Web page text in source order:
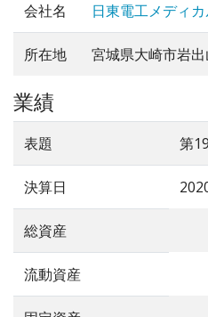
会社名 日東電工メディ
所在地 宮城県大崎市岩
業績
表題 第
決算日
総資産
流動資産